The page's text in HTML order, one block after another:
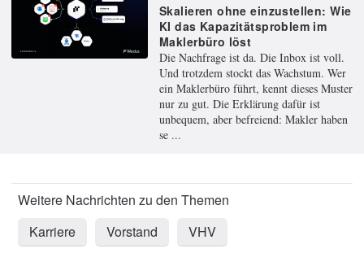
Skalieren ohne einzustellen: Wie
KI das Kapazitätsproblem im
Maklerbüro löst
Die Nachfrage ist da. Die Inbox ist voll.
Und trotzdem stockt das Wachstum. Wer
ein Maklerbüro führt, kennt dieses Muster
nur zu gut. Die Erklärung dafür ist
unbequem, aber befreiend: Makler haben
se ...
Karriere Vorstand
VHV